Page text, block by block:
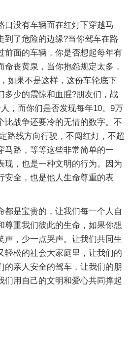
口没有车辆而在红灯下穿越马
到了危险的边缘?当你驾车在路
前面的车辆，你是否想起每年有
命丧黄泉，当你抱怨规定太多，
如果不是这样，这份车轮底下
多少的震惊和血腥?朋友们，战
，而你们是否发现每年10。9万
比战争还要冷的无情的数字。不
路线方向行驶，不闯红灯，不超
马路，等等这些非常简单的一
现，也是一种文明的行为。因为
安全，也是他人生命尊重的表
都是宝贵的，让我们每一个人自
尊重我们彼此的生命，如果你想
声，少一点哭声。让我们共同生
轻松的社会大家庭里，让我们的
的亲人安全的驾车，让我们的朋
们用自己的文明和爱心共同撑起